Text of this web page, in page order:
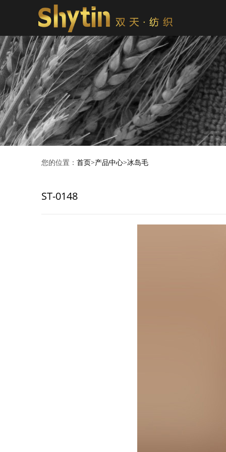
您的位置： 首页>产品中心>冰岛毛
ST-0148